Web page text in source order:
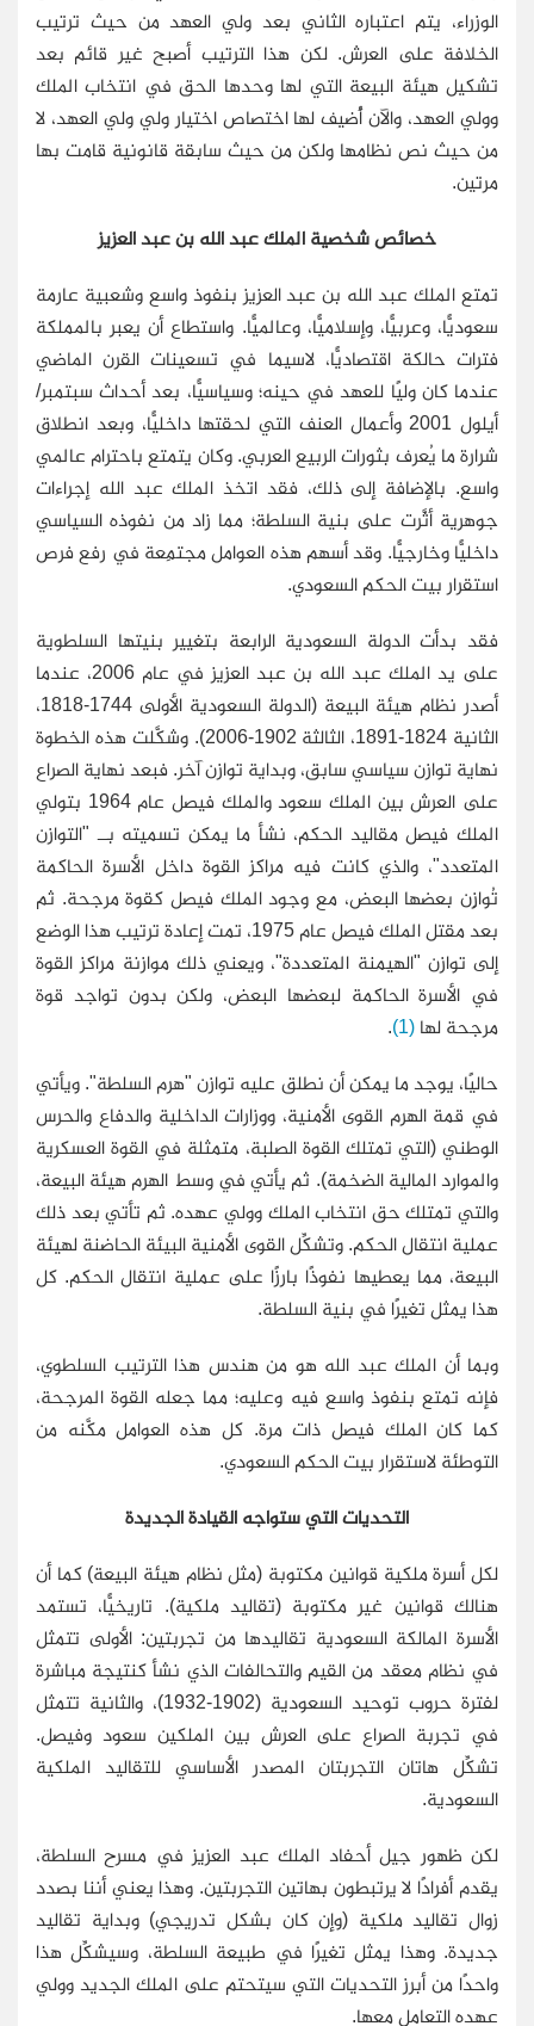
الوزراء، يتم اعتباره الثاني بعد ولي العهد من حيث ترتيب
الخلافة على العرش. لكن هذا الترتيب أصبح غير قائم بعد
تشكيل هيئة البيعة التي لها وحدها الحق في انتخاب الملك
وولي العهد، والآن أُضيف لها اختصاص اختيار ولي ولي العهد، لا
من حيث نص نظامها ولكن من حيث سابقة قانونية قامت بها
مرتين.
خصائص شخصية الملك عبد الله بن عبد العزيز
تمتع الملك عبد الله بن عبد العزيز بنفوذ واسع وشعبية عارمة
سعوديًّا، وعربيًّا، وإسلاميًّا، وعالميًّا. واستطاع أن يعبر بالمملكة
فترات حالكة اقتصاديًّا، لاسيما في تسعينات القرن الماضي
عندما كان وليًا للعهد في حينه؛ وسياسيًّا، بعد أحداث سبتمبر/
أيلول 2001 وأعمال العنف التي لحقتها داخليًّا، وبعد انطلاق
شرارة ما يُعرف بثورات الربيع العربي. وكان يتمتع باحترام عالمي
واسع. بالإضافة إلى ذلك، فقد اتخذ الملك عبد الله إجراءات
جوهرية أثَّرت على بنية السلطة؛ مما زاد من نفوذه السياسي
داخليًّا وخارجيًّا. وقد أسهم هذه العوامل مجتمِعة في رفع فرص
استقرار بيت الحكم السعودي.
فقد بدأت الدولة السعودية الرابعة بتغيير بنيتها السلطوية
على يد الملك عبد الله بن عبد العزيز في عام 2006، عندما
أصدر نظام هيئة البيعة (الدولة السعودية الأولى 1744-1818،
الثانية 1824-1891، الثالثة 1902-2006). وشكَّلت هذه الخطوة
نهاية توازن سياسي سابق، وبداية توازن آخر. فبعد نهاية الصراع
على العرش بين الملك سعود والملك فيصل عام 1964 بتولي
الملك فيصل مقاليد الحكم، نشأ ما يمكن تسميته بــ "التوازن
المتعدد"، والذي كانت فيه مراكز القوة داخل الأسرة الحاكمة
تُوازِن بعضها البعض، مع وجود الملك فيصل كقوة مرجحة. ثم
بعد مقتل الملك فيصل عام 1975، تمت إعادة ترتيب هذا الوضع
إلى توازن "الهيمنة المتعددة"، ويعني ذلك موازنة مراكز القوة
في الأسرة الحاكمة لبعضها البعض، ولكن بدون تواجد قوة
مرجحة لها (1)
.
حاليًا، يوجد ما يمكن أن نطلق عليه توازن "هرم السلطة". ويأتي
في قمة الهرم القوى الأمنية، ووزارات الداخلية والدفاع والحرس
الوطني (التي تمتلك القوة الصلبة، متمثلة في القوة العسكرية
والموارد المالية الضخمة). ثم يأتي في وسط الهرم هيئة البيعة،
والتي تمتلك حق انتخاب الملك وولي عهده. ثم تأتي بعد ذلك
عملية انتقال الحكم. وتشكِّل القوى الأمنية البيئة الحاضنة لهيئة
البيعة، مما يعطيها نفوذًا بارزًا على عملية انتقال الحكم. كل
هذا يمثل تغيرًا في بنية السلطة.
وبما أن الملك عبد الله هو من هندس هذا الترتيب السلطوي،
فإنه تمتع بنفوذ واسع فيه وعليه؛ مما جعله القوة المرجحة،
كما كان الملك فيصل ذات مرة. كل هذه العوامل مكَّنه من
التوطئة لاستقرار بيت الحكم السعودي.
التحديات التي ستواجه القيادة الجديدة
لكل أسرة ملكية قوانين مكتوبة (مثل نظام هيئة البيعة) كما أن
هنالك قوانين غير مكتوبة (تقاليد ملكية). تاريخيًّا، تستمد
الأسرة المالكة السعودية تقاليدها من تجربتين: الأولى تتمثل
في نظام معقد من القيم والتحالفات الذي نشأ كنتيجة مباشرة
لفترة حروب توحيد السعودية (1902-1932)، والثانية تتمثل
في تجربة الصراع على العرش بين الملكين سعود وفيصل.
تشكِّل هاتان التجربتان المصدر الأساسي للتقاليد الملكية
السعودية.
لكن ظهور جيل أحفاد الملك عبد العزيز في مسرح السلطة،
يقدم أفرادًا لا يرتبطون بهاتين التجربتين. وهذا يعني أننا بصدد
زوال تقاليد ملكية (وإن كان بشكل تدريجي) وبداية تقاليد
جديدة. وهذا يمثل تغيرًا في طبيعة السلطة، وسيشكِّل هذا
واحدًا من أبرز التحديات التي سيتحتم على الملك الجديد وولي
عهده التعامل معها.